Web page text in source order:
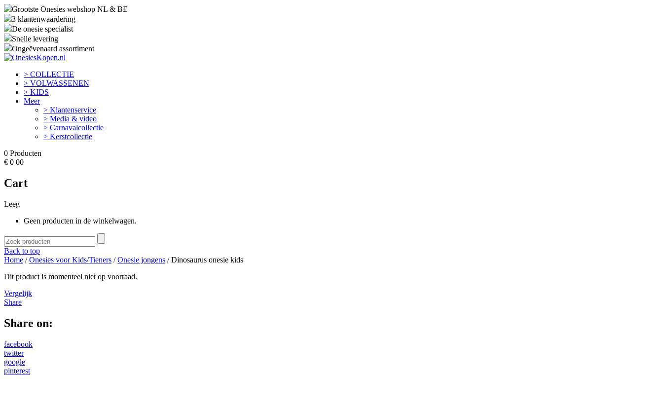
Grootste Onesies webshop NL & BE
3 klantenwaardering
De onesie specialist
Snelle levering
Ongeëvenaard assortiment
> COLLECTIE
> VOLWASSENEN
> KIDS
Meer
> Klantenservice
> Media & video
> Carnavalcollectie
> Kerstcollectie
0 Producten
€ 0 00
Cart
Leeg
Geen producten in de winkelwagen.
Back to top
Home /Onesies voor Kids/Tieners /Onesie jongens / Dinosaurus onesie kids
Dit product is momenteel niet op voorraad.
Vergelijk
Share
Share on:
facebook
twitter
google
pinterest